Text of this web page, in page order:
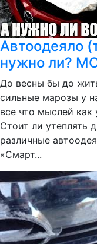
Автоодеяло
нужно ли?
До весны бы до
сильные марозы у
все что мыслей как
Стоит ли утеплять
различные
«Смарт...